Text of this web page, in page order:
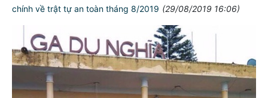
chính về trật tự an toàn tháng 8/2019 (29/08/2019 16:06)